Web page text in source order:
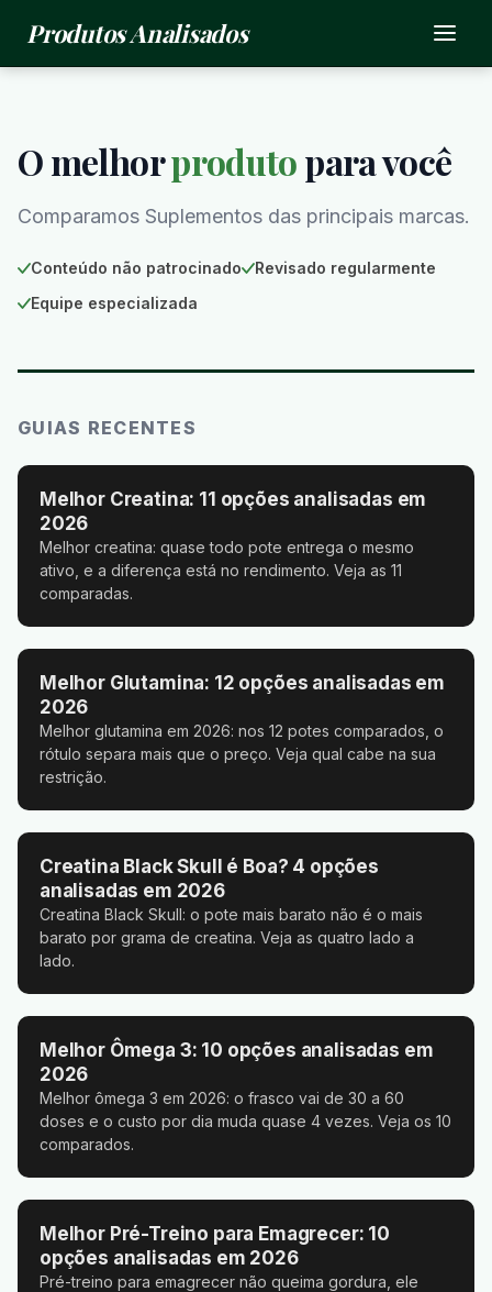
Produtos Analisados
O melhorprodutopara você
Comparamos Suplementos das principais marcas.
Conteúdo não patrocinado
Revisado regularmente
Equipe especializada
GUIAS RECENTES
Melhor Creatina: 11 opções analisadas em
2026
Melhor creatina: quase todo pote entrega o mesmo
ativo, e a diferença está no rendimento. Veja as 11
comparadas.
Melhor Glutamina: 12 opções analisadas em
2026
Melhor glutamina em 2026: nos 12 potes comparados, o
rótulo separa mais que o preço. Veja qual cabe na sua
restrição.
Creatina Black Skull é Boa? 4 opções
analisadas em 2026
Creatina Black Skull: o pote mais barato não é o mais
barato por grama de creatina. Veja as quatro lado a
lado.
Melhor Ômega 3: 10 opções analisadas em
2026
Melhor ômega 3 em 2026: o frasco vai de 30 a 60
doses e o custo por dia muda quase 4 vezes. Veja os 10
comparados.
Melhor Pré-Treino para Emagrecer: 10
opções analisadas em 2026
Pré-treino para emagrecer não queima gordura, ele